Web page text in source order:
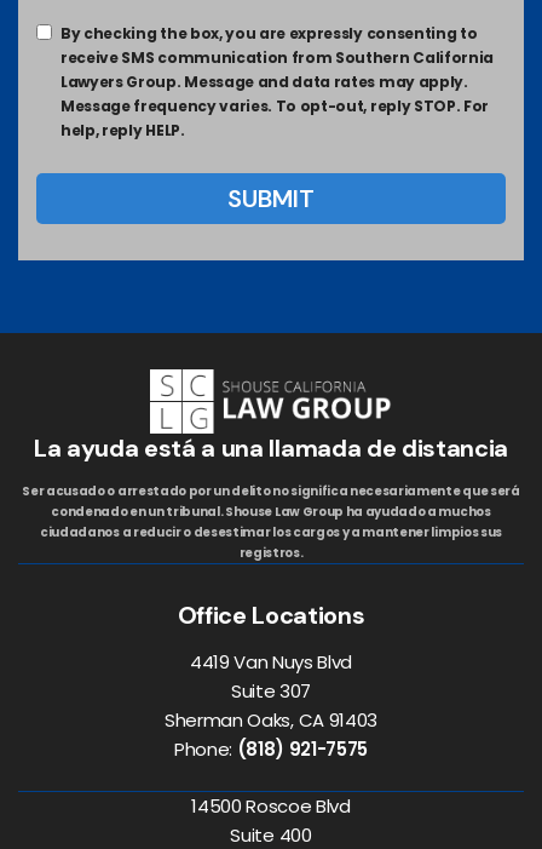
By checking the box, you are expressly consenting to
receive SMS communication from Southern California
Lawyers Group. Message and data rates may apply.
Message frequency varies. To opt-out, reply STOP. For
help, reply HELP.
La ayuda está a una llamada de distancia
Ser acusado o arrestado por un delito no significa necesariamente que será
condenado en un tribunal. Shouse Law Group ha ayudado a muchos
ciudadanos a reducir o desestimar los cargos y a mantener limpios sus
registros.
Office Locations
4419 Van Nuys Blvd
Suite 307
Sherman Oaks, CA 91403
Phone: (818) 921-7575
14500 Roscoe Blvd
Suite 400